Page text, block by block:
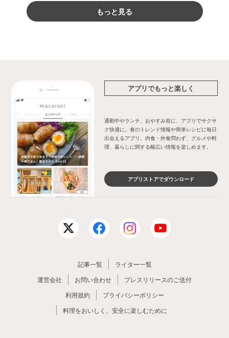
もっと見る
アプリでもっと楽しく
通勤中やランチ、おやすみ前に、アプリでサクサ
ク快適に。食のトレンド情報や簡単レシピに毎日
出会えるアプリ。内食・外食問わず、グルメや料
理、暮らしに関する幅広い情報を楽しめます。
アプリストアでダウンロード
記事一覧
ライター一覧
運営会社
お問い合わせ
プレスリリースのご送付
利用規約
プライバシーポリシー
料理をおいしく、安全に楽しむために